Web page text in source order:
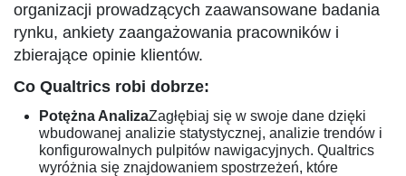
organizacji prowadzących zaawansowane badania
rynku, ankiety zaangażowania pracowników i
zbierające opinie klientów.
Co Qualtrics robi dobrze:
Potężna AnalizaZagłębiaj się w swoje dane dzięki
wbudowanej analizie statystycznej, analizie trendów i
konfigurowalnych pulpitów nawigacyjnych. Qualtrics
wyróżnia się znajdowaniem spostrzeżeń, które